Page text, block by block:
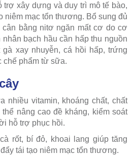
xây dựng và duy trì mô tế bào,
niêm mạc tổn thương. Bổ sung đủ
cân bằng nitơ ngăn mất cơ do cơ
bạch hầu cần hấp thu nguồn
xay nhuyễn, cá hồi hấp, trứng
chế phẩm từ sữa.
nhiều vitamin, khoáng chất, chất
nâng cao đề kháng, kiểm soát
hỗ trợ phục hồi.
rốt, bí đỏ, khoai lang giúp tăng
tái tạo niêm mạc tổn thương.